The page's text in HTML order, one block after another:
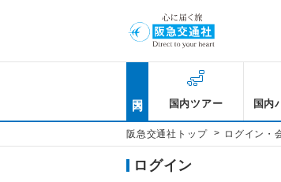
国内ツアー 国内
阪急交通社トップ > ログイン・
ログイン